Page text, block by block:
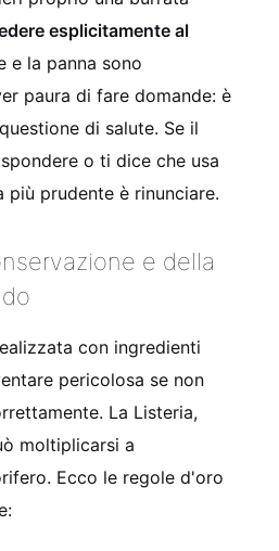
esplicitamente al
e la panna sono
paura di fare domande: è
di salute. Se il
o ti dice che usa
più prudente è rinunciare.
e della
con ingredienti
pericolosa se non
La Listeria,
moltiplicarsi a
Ecco le regole d'oro